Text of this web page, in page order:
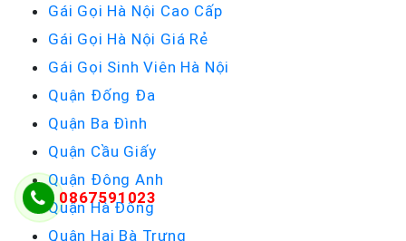
0867591023
Gái Gọi Hà Nội Cao Cấp
Gái Gọi Hà Nội Giá Rẻ
Gái Gọi Sinh Viên Hà Nội
Quận Đống Đa
Quận Ba Đình
Quận Cầu Giấy
Quận Đông Anh
Quận Hà Đông
Quận Hai Bà Trưng